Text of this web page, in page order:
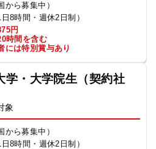
から募集中）
8時間・週休2日制）
円
時間を含む
には特別賞与あり
学・大学院生（契約社
象
から募集中）
8時間・週休2日制）